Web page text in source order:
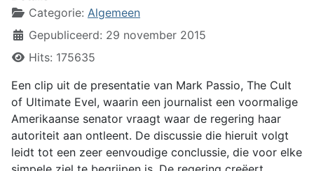
Categorie: Algemeen
Gepubliceerd: 29 november 2015
Hits: 175635
Een clip uit de presentatie van Mark Passio, The Cult
of Ultimate Evel, waarin een journalist een voormalige
Amerikaanse senator vraagt waar de regering haar
autoriteit aan ontleent. De discussie die hieruit volgt
leidt tot een zeer eenvoudige conclussie, die voor elke